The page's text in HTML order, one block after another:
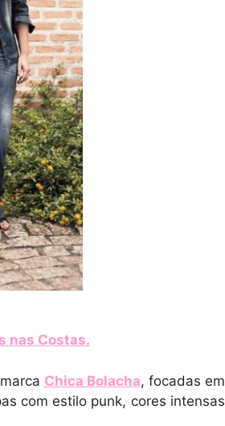
nas Costas.
Chica Bolacha, focadas em
com estilo punk, cores intensas